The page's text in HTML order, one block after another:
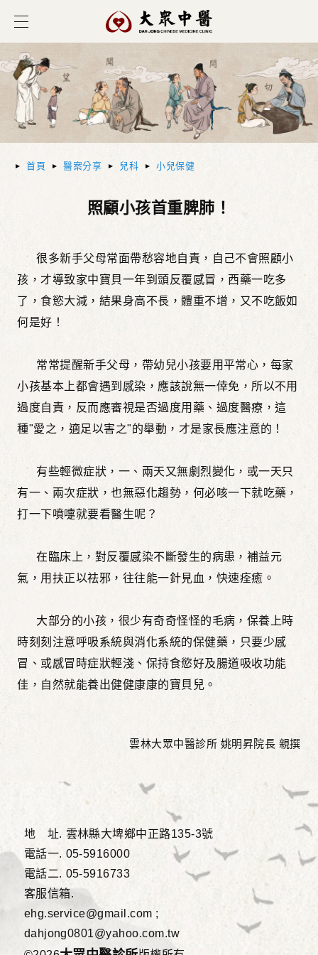
首頁 醫案分享 兒科 小兒保健
照顧小孩首重脾肺！
很多新手父母常面帶愁容地自責，自己不會照顧小
孩，才導致家中寶貝一年到頭反覆感冒，西藥一吃多
了，食慾大減，結果身高不長，體重不增，又不吃飯如
何是好！
常常提醒新手父母，帶幼兒小孩要用平常心，每家
小孩基本上都會遇到感染，應該說無一倖免，所以不用
過度自責，反而應審視是否過度用藥、過度醫療，這
種"愛之，適足以害之"的舉動，才是家長應注意的！
有些輕微症狀，一、兩天又無劇烈變化，或一天只
有一、兩次症狀，也無惡化趨勢，何必咳一下就吃藥，
打一下噴嚏就要看醫生呢？
在臨床上，對反覆感染不斷發生的病患，補益元
氣，用扶正以祛邪，往往能一針見血，快速痊癒。
大部分的小孩，很少有奇奇怪怪的毛病，保養上時
時刻刻注意呼吸系統與消化系統的保健藥，只要少感
冒、或感冒時症狀輕淺、保持食慾好及腸道吸收功能
佳，自然就能養出健健康康的寶貝兒。
雲林大眾中醫診所 姚明昇院長 親撰
地 址. 雲林縣大埤鄉中正路135-3號
電話一. 05-5916000
電話二. 05-5916733
客服信箱.
ehg.service@gmail.com ;
dahjong0801@yahoo.com.tw